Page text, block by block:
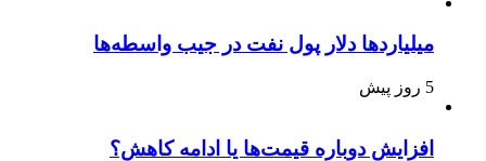
میلیاردها دلار پول نفت در جیب واسطه‌ها
5 روز پیش
افزایش دوباره قیمت‌ها یا ادامه کاهش؟